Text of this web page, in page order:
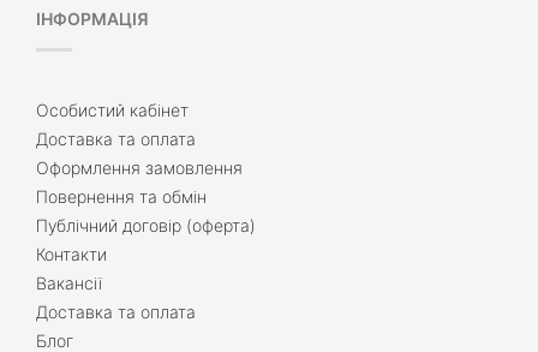
ІНФОРМАЦІЯ
Особистий кабінет
Доставка та оплата
Оформлення замовлення
Повернення та обмін
Публічний договір (оферта)
Контакти
Вакансії
Доставка та оплата
Блог